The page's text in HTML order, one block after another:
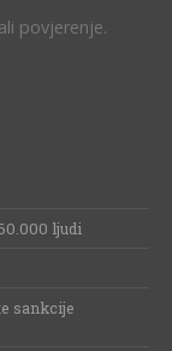
povjerenje.
ljudi
sankcije